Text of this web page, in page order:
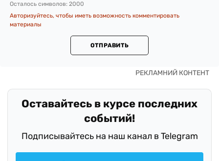
Осталось символов: 2000
Авторизуйтесь, чтобы иметь возможность комментировать
материалы
ОТПРАВИТЬ
Оставайтесь в курсе последних
событий!
Подписывайтесь на наш канал в Telegram